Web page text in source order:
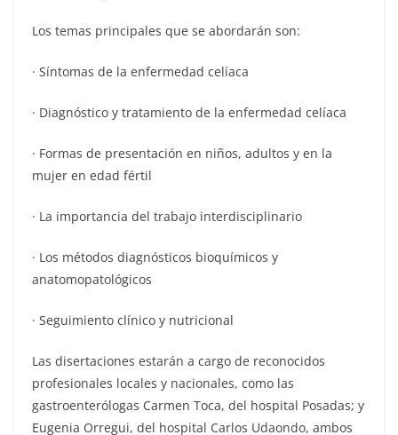
Los temas principales que se abordarán son:
· Síntomas de la enfermedad celíaca
· Diagnóstico y tratamiento de la enfermedad celíaca
· Formas de presentación en niños, adultos y en la
mujer en edad fértil
· La importancia del trabajo interdisciplinario
· Los métodos diagnósticos bioquímicos y
anatomopatológicos
· Seguimiento clínico y nutricional
Las disertaciones estarán a cargo de reconocidos
profesionales locales y nacionales, como las
gastroenterólogas Carmen Toca, del hospital Posadas; y
Eugenia Orregui, del hospital Carlos Udaondo, ambos